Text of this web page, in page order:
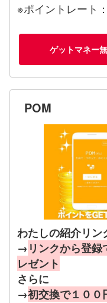
※ポイントレート
ゲットマネー
POM
わたしの紹介リン
→ リンクから登
レゼント
さらに
→初交換で１００